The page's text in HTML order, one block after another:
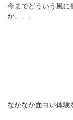
今までどういう風に
が、、、
なかなか面白い体験